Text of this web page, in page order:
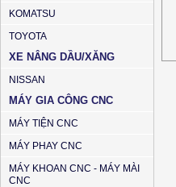
KOMATSU
TOYOTA
XE NÂNG DẦU/XĂNG
NISSAN
MÁY GIA CÔNG CNC
MÁY TIỆN CNC
MÁY PHAY CNC
MÁY KHOAN CNC - MÁY MÀI
CNC